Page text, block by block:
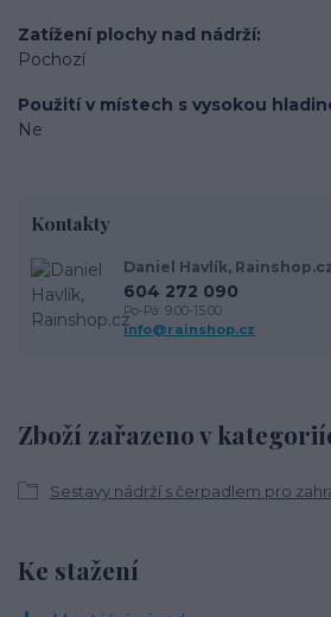
Zatížení plochy nad nádrží
Pochozí
Použití v místech s vysokou
Ne
Zboží zařazeno v
Sestavy nádrží s čerpadlem pro
Kontakty
Daniel Havlík,
604 272 090
Po-Pá: 9.00-15.00
info@rainshop.cz
Ke stažení